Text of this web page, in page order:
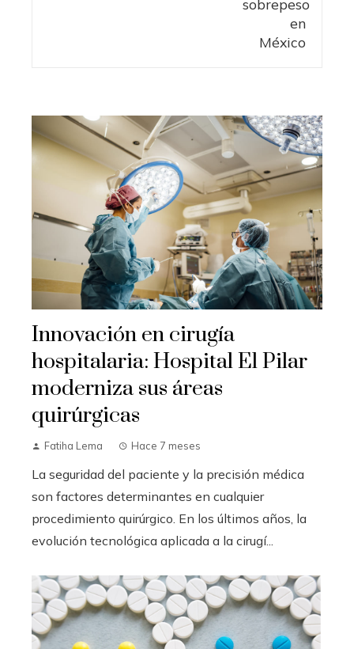
Innovación en cirugía
hospitalaria: Hospital El Pilar
moderniza sus áreas
quirúrgicas
Fatiha Lema Hace 7 meses
La seguridad del paciente y la precisión médica
son factores determinantes en cualquier
procedimiento quirúrgico. En los últimos años, la
evolución tecnológica aplicada a la cirugí...